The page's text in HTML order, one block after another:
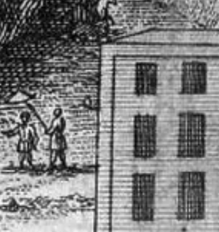
Восточный павильон Михайловского
Филиал в Кемерово
Клуб Друзей Русского музея
Партнеры и спонсоры
Культурно-просветительские и
Ассоциация художественных музеев
Локальные нормативные акты
Уставные документы
Закупки
Результаты проведения специальной
Аренда
Противодействие терроризму
Противодействие коррупции
Страницы памяти
Коллекции
Древнерусское искусство